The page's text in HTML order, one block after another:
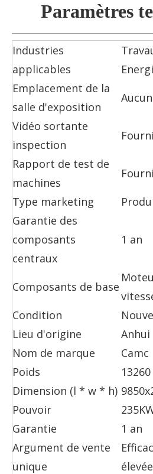
Paramètres
Industries
applicables
Emplacement de la
salle d'exposition
Aucun
Vidéo sortante
inspection
Fourni
Rapport de test de
machines
Fourni
Type marketing
Garantie des
composants
centraux
1 an
Composants de base
Condition
Lieu d'origine
Anhui
Nom de marque
Camc
Poids
Dimension (l * w * h)
Pouvoir
Garantie
1 an
Argument de vente
unique
élevée